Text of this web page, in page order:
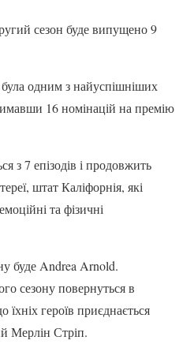
сезон буде випущено 9
одним з найуспішніших
16 номінацій на премію
з 7 епізодів і продовжить
штат Каліфорнія, які
та фізичні
буде Andrea Arnold.
сезону повернуться в
їхніх героїв приєднається
Мерлін Стріп.